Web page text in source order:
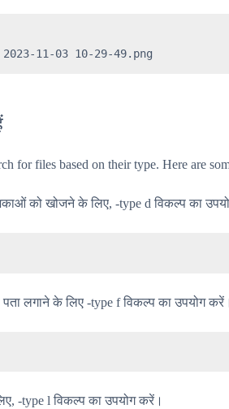
11-03 10-29-49.png
for files based on their type. Here are
को खोजने के लिए, -type d विकल्प का
पता लगाने के लिए -type f विकल्प का उपयोग करें।
-type l विकल्प का उपयोग करें।